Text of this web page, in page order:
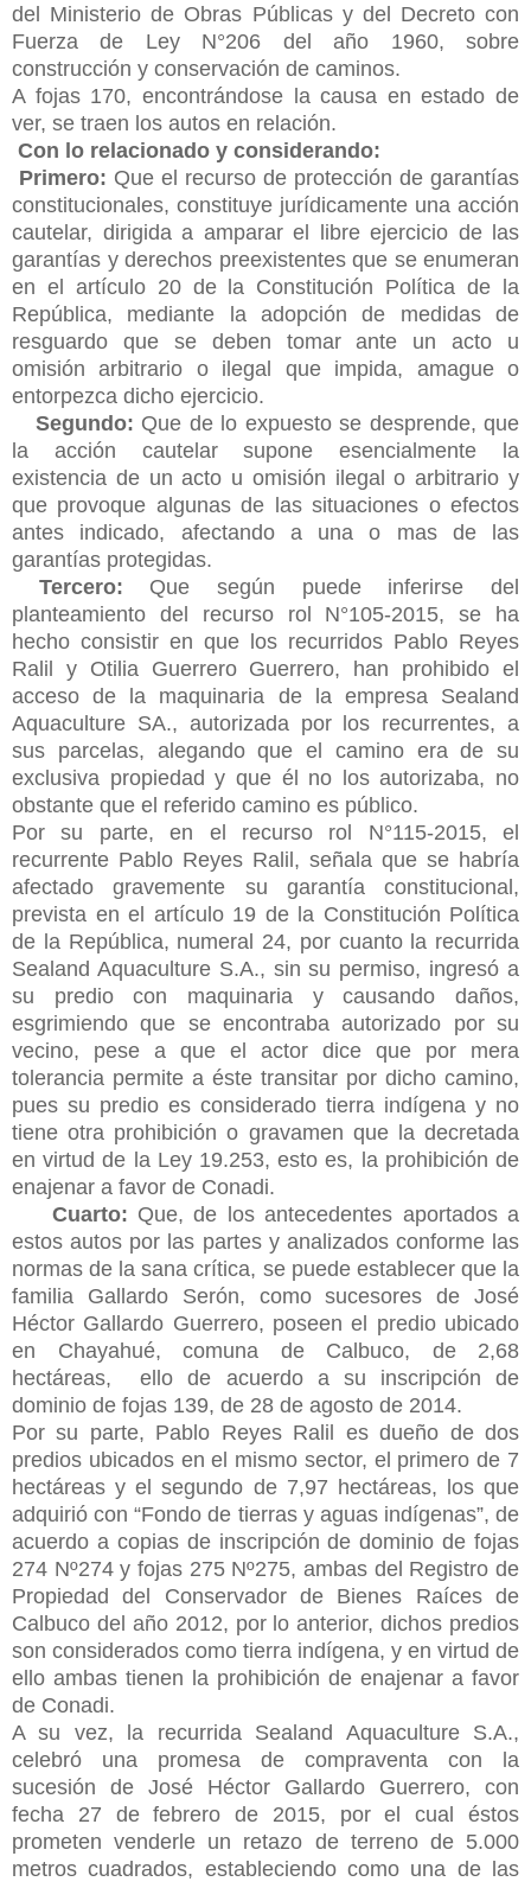
del Ministerio de Obras Públicas y del Decreto con
Fuerza de Ley N°206 del año 1960, sobre
construcción y conservación de caminos.
A fojas 170, encontrándose la causa en estado de
ver, se traen los autos en relación.
Con lo relacionado y considerando:
Primero: Que el recurso de protección de garantías
constitucionales, constituye jurídicamente una acción
cautelar, dirigida a amparar el libre ejercicio de las
garantías y derechos preexistentes que se enumeran
en el artículo 20 de la Constitución Política de la
República, mediante la adopción de medidas de
resguardo que se deben tomar ante un acto u
omisión arbitrario o ilegal que impida, amague o
entorpezca dicho ejercicio.
Segundo: Que de lo expuesto se desprende, que
la acción cautelar supone esencialmente la
existencia de un acto u omisión ilegal o arbitrario y
que provoque algunas de las situaciones o efectos
antes indicado, afectando a una o mas de las
garantías protegidas.
Tercero: Que según puede inferirse del
planteamiento del recurso rol N°105-2015, se ha
hecho consistir en que los recurridos Pablo Reyes
Ralil y Otilia Guerrero Guerrero, han prohibido el
acceso de la maquinaria de la empresa Sealand
Aquaculture SA., autorizada por los recurrentes, a
sus parcelas, alegando que el camino era de su
exclusiva propiedad y que él no los autorizaba, no
obstante que el referido camino es público.
Por su parte, en el recurso rol N°115-2015, el
recurrente Pablo Reyes Ralil, señala que se habría
afectado gravemente su garantía constitucional,
prevista en el artículo 19 de la Constitución Política
de la República, numeral 24, por cuanto la recurrida
Sealand Aquaculture S.A., sin su permiso, ingresó a
su predio con maquinaria y causando daños,
esgrimiendo que se encontraba autorizado por su
vecino, pese a que el actor dice que por mera
tolerancia permite a éste transitar por dicho camino,
pues su predio es considerado tierra indígena y no
tiene otra prohibición o gravamen que la decretada
en virtud de la Ley 19.253, esto es, la prohibición de
enajenar a favor de Conadi.
Cuarto: Que, de los antecedentes aportados a
estos autos por las partes y analizados conforme las
normas de la sana crítica, se puede establecer que la
familia Gallardo Serón, como sucesores de José
Héctor Gallardo Guerrero, poseen el predio ubicado
en Chayahué, comuna de Calbuco, de 2,68
hectáreas, ello de acuerdo a su inscripción de
dominio de fojas 139, de 28 de agosto de 2014.
Por su parte, Pablo Reyes Ralil es dueño de dos
predios ubicados en el mismo sector, el primero de 7
hectáreas y el segundo de 7,97 hectáreas, los que
adquirió con “Fondo de tierras y aguas indígenas”, de
acuerdo a copias de inscripción de dominio de fojas
274 Nº274 y fojas 275 Nº275, ambas del Registro de
Propiedad del Conservador de Bienes Raíces de
Calbuco del año 2012, por lo anterior, dichos predios
son considerados como tierra indígena, y en virtud de
ello ambas tienen la prohibición de enajenar a favor
de Conadi.
A su vez, la recurrida Sealand Aquaculture S.A.,
celebró una promesa de compraventa con la
sucesión de José Héctor Gallardo Guerrero, con
fecha 27 de febrero de 2015, por el cual éstos
prometen venderle un retazo de terreno de 5.000
metros cuadrados, estableciendo como una de las